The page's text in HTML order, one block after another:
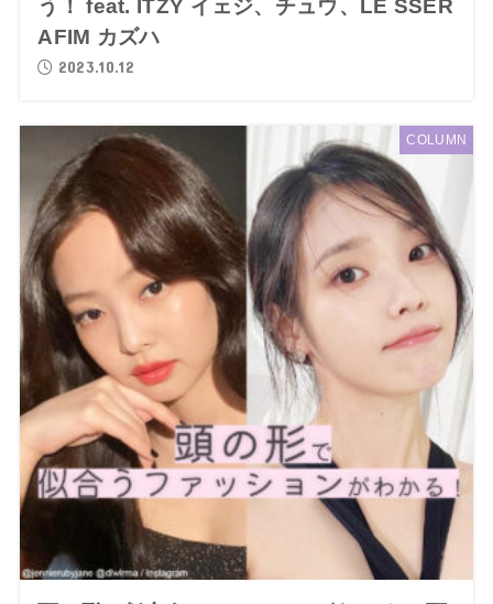
う！ feat. ITZY イェジ、チュウ、LE SSER
AFIM カズハ
2023.10.12
COLUMN